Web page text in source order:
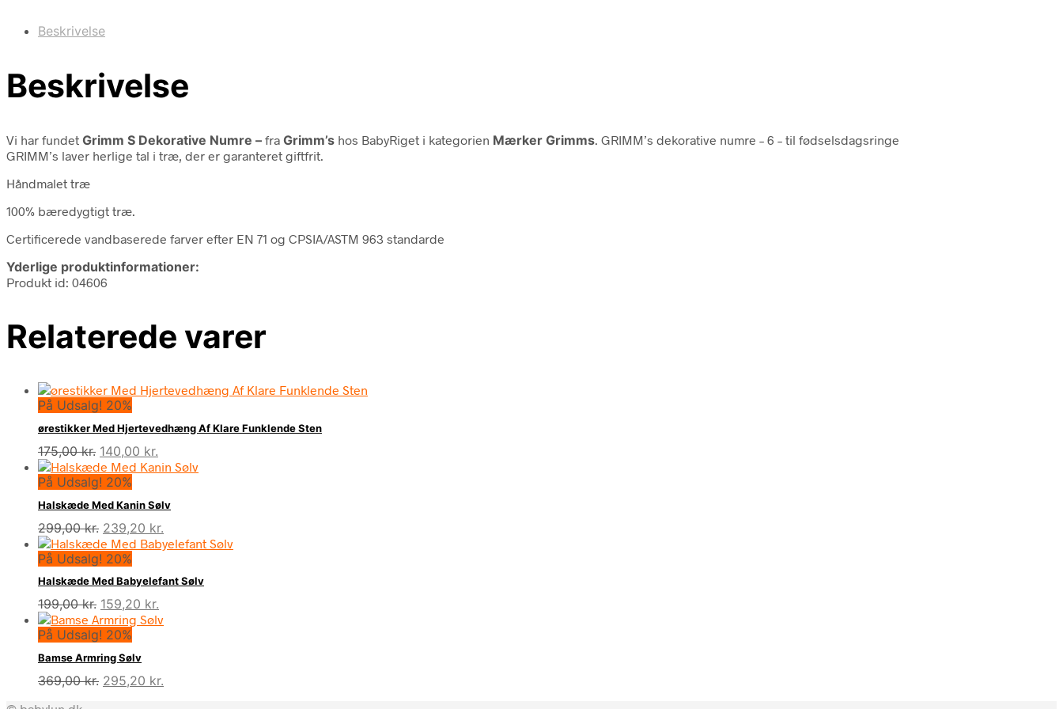
Beskrivelse
Beskrivelse
Vi har fundet Grimm S Dekorative Numre – fra Grimm’s hos BabyRiget i kategorien Mærker Grimms . GRIMM’s dekorative numre – 6 – til fødselsdagsringe
GRIMM’s laver herlige tal i træ, der er garanteret giftfrit.
Håndmalet træ
100% bæredygtigt træ.
Certificerede vandbaserede farver efter EN 71 og CPSIA/ASTM 963 standarde
Yderlige produktinformationer:
Produkt id: 04606
Relaterede varer
På Udsalg! 20%
ørestikker Med Hjertevedhæng Af Klare Funklende Sten
175,00kr. Den
oprindelige
pris
var:
175,00 kr..
140,00 kr.
aktuelle
er:
140,00 kr..
På Udsalg! 20%
Halskæde Med Kanin Sølv
299,00kr. Den
oprindelige
pris
var:
299,00 kr..
239,20 kr.
aktuelle
er:
239,20 kr..
På Udsalg! 20%
Halskæde Med Babyelefant Sølv
199,00kr. Den
oprindelige
pris
var:
199,00 kr..
159,20 kr.
aktuelle
På Udsalg! 20%
Bamse Armring Sølv
369,00kr. Den
295,20 kr.